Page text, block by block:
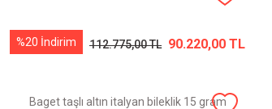
%20 İndirim 112.775,00 TL 90.220,00 TL
Baget taşlı altın italyan bileklik 15 gram